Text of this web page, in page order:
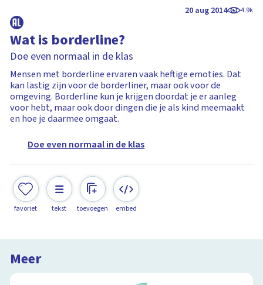
20 aug 2014 4.9k
Wat is borderline?
Doe even normaal in de klas
Mensen met borderline ervaren vaak heftige emoties. Dat
kan lastig zijn voor de borderliner, maar ook voor de
omgeving. Borderline kun je krijgen doordat je er aanleg
voor hebt, maar ook door dingen die je als kind meemaakt
en hoe je daarmee omgaat.
Doe even normaal in de klas
favoriet tekst toevoegen embed
Meer